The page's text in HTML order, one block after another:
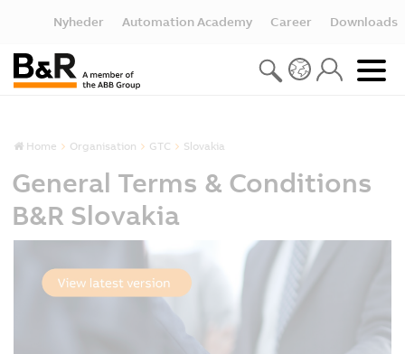
Nyheder Automation Academy Career Downloads
Home Organisation GTC Slovakia
General Terms & Conditions
B&R Slovakia